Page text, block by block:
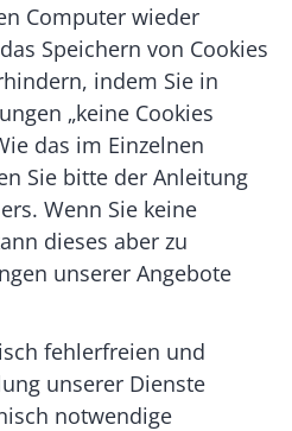
Computer wieder
Speichern von Cookies
indem Sie in
„keine Cookies
das im Einzelnen
Sie bitte der Anleitung
Wenn Sie keine
dieses aber zu
unserer Angebote
fehlerfreien und
unserer Dienste
notwendige